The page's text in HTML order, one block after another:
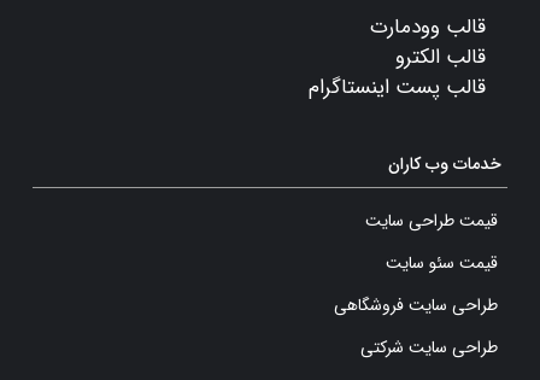
قالب وودمارت
قالب الکترو
قالب پست اینستاگرام
خدمات وب کاران
قیمت طراحی سایت
قیمت سئو سایت
طراحی سایت فروشگاهی
طراحی سایت شرکتی